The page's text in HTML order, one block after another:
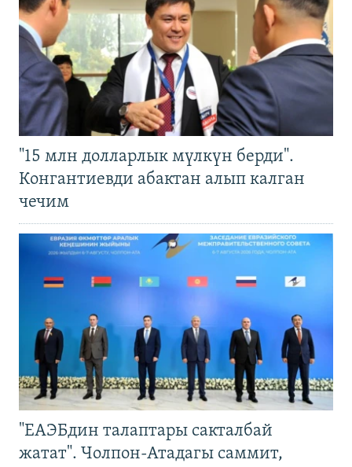
"15 млн долларлык мүлкүн берди".
Конгантиевди абактан алып калган
чечим
"ЕАЭБдин талаптары сакталбай
жатат". Чолпон-Атадагы саммит,